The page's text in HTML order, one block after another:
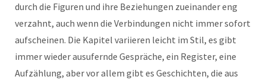
durch die Figuren und ihre Beziehungen zueinander eng
verzahnt, auch wenn die Verbindungen nicht immer sofort
aufscheinen. Die Kapitel variieren leicht im Stil, es gibt
immer wieder ausufernde Gespräche, ein Register, eine
Aufzählung, aber vor allem gibt es Geschichten, die aus